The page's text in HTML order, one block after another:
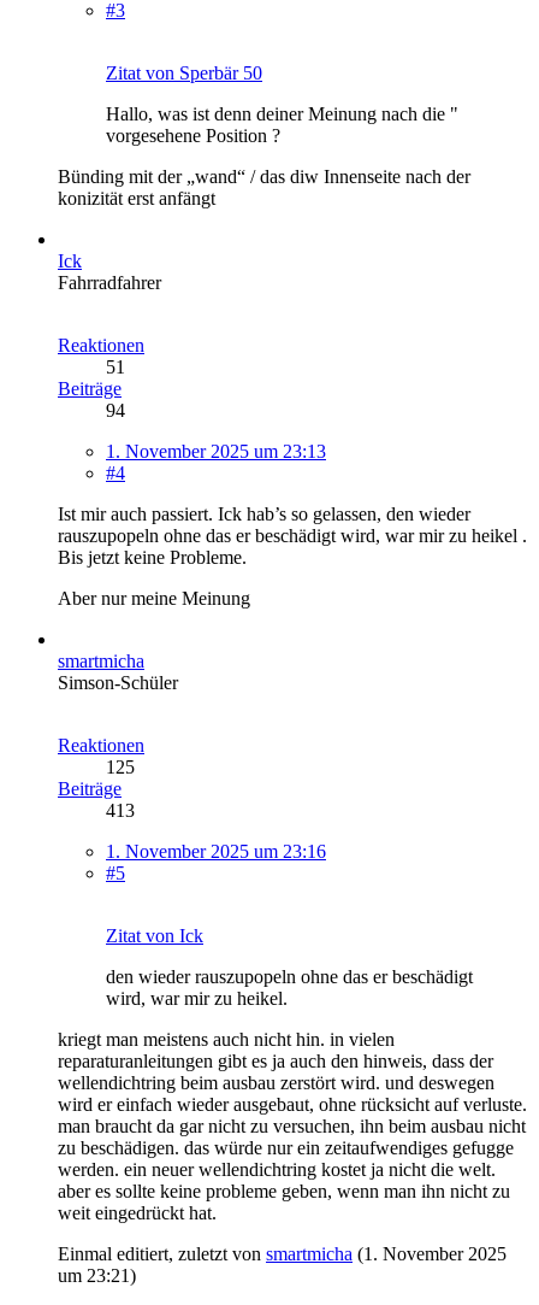
#3
Zitat von Sperbär 50
Hallo, was ist denn deiner Meinung nach die "
vorgesehene Position ?
Bünding mit der „wand“ / das diw Innenseite nach der
konizität erst anfängt
Ick
Fahrradfahrer
Reaktionen
51
Beiträge
94
1. November 2025 um 23:13
#4
Ist mir auch passiert. Ick hab’s so gelassen, den wieder
rauszupopeln ohne das er beschädigt wird, war mir zu heikel .
Bis jetzt keine Probleme.
Aber nur meine Meinung
smartmicha
Simson-Schüler
Reaktionen
125
Beiträge
413
1. November 2025 um 23:16
#5
Zitat von Ick
den wieder rauszupopeln ohne das er beschädigt
wird, war mir zu heikel.
kriegt man meistens auch nicht hin. in vielen
reparaturanleitungen gibt es ja auch den hinweis, dass der
wellendichtring beim ausbau zerstört wird. und deswegen
wird er einfach wieder ausgebaut, ohne rücksicht auf verluste.
man braucht da gar nicht zu versuchen, ihn beim ausbau nicht
zu beschädigen. das würde nur ein zeitaufwendiges gefugge
werden. ein neuer wellendichtring kostet ja nicht die welt.
aber es sollte keine probleme geben, wenn man ihn nicht zu
weit eingedrückt hat.
Einmal editiert, zuletzt von smartmicha (1. November 2025
um 23:21)